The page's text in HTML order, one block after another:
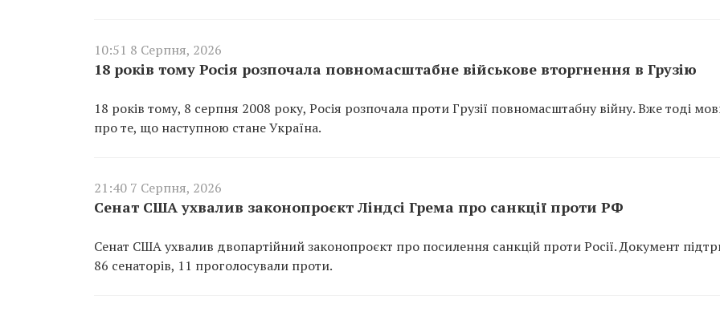
10:51 8 Серпня, 2026
18 років тому Росія розпочала повномасштабне військове вторгнення в Грузію
18 років тому, 8 серпня 2008 року, Росія розпочала проти Грузії повномасштабну війну. Вже тоді
про те, що наступною стане Україна.
21:40 7 Серпня, 2026
Сенат США ухвалив законопроєкт Ліндсі Грема про санкції проти РФ
Сенат США ухвалив двопартійний законопроєкт про посилення санкцій проти Росії. Документ
86 сенаторів, 11 проголосували проти.